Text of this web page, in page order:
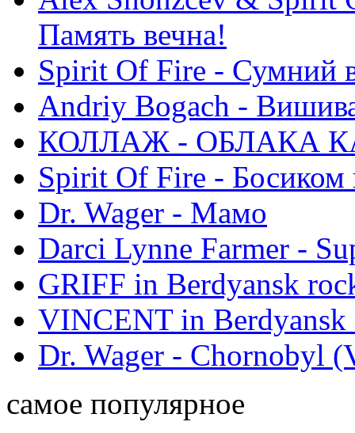
Память вечна!
Spirit Of Fire - Сумний
Andriy Bogach -
КОЛЛАЖ - ОБЛАКА
Spirit Of Fire - Босиком
Dr. Wager - Мамо
Darci Lynne Farmer -
GRIFF in Berdyansk
VINCENT in
Dr. Wager - Chornobyl
самое популярное